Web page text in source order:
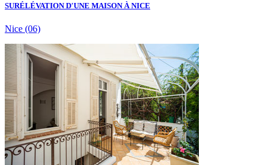
SURÉLÉVATION D'UNE MAISON À NICE
Nice (06)